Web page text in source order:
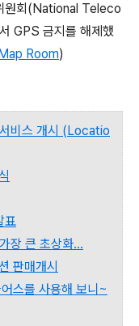
원회(National Teleco
GPS 금지를 해제했
Room)
비스 개시 (Locatio
표
장 큰 초상화...
판매개시
스를 사용해 보니~